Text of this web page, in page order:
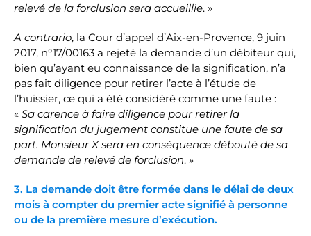
relevé de la forclusion sera accueillie. »
A contrario, la Cour d’appel d’Aix-en-Provence, 9 juin
2017, n°17/00163 a rejeté la demande d’un débiteur qui,
bien qu’ayant eu connaissance de la signification, n’a
pas fait diligence pour retirer l’acte à l’étude de
l’huissier, ce qui a été considéré comme une faute :
« Sa carence à faire diligence pour retirer la
signification du jugement constitue une faute de sa
part. Monsieur X sera en conséquence débouté de sa
demande de relevé de forclusion. »
3. La demande doit être formée dans le délai de deux
mois à compter du premier acte signifié à personne
ou de la première mesure d’exécution.